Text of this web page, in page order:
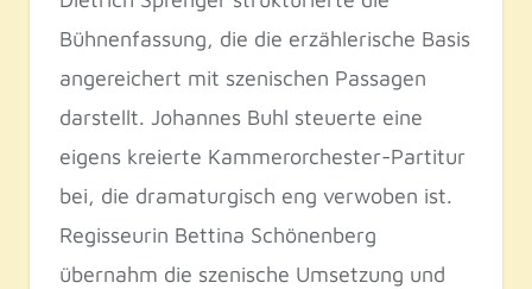
Bühnenfassung, die die erzählerische Basis
angereichert mit szenischen Passagen
darstellt. Johannes Buhl steuerte eine
eigens kreierte Kammerorchester-Partitur
bei, die dramaturgisch eng verwoben ist.
Regisseurin Bettina Schönenberg
übernahm die szenische Umsetzung und